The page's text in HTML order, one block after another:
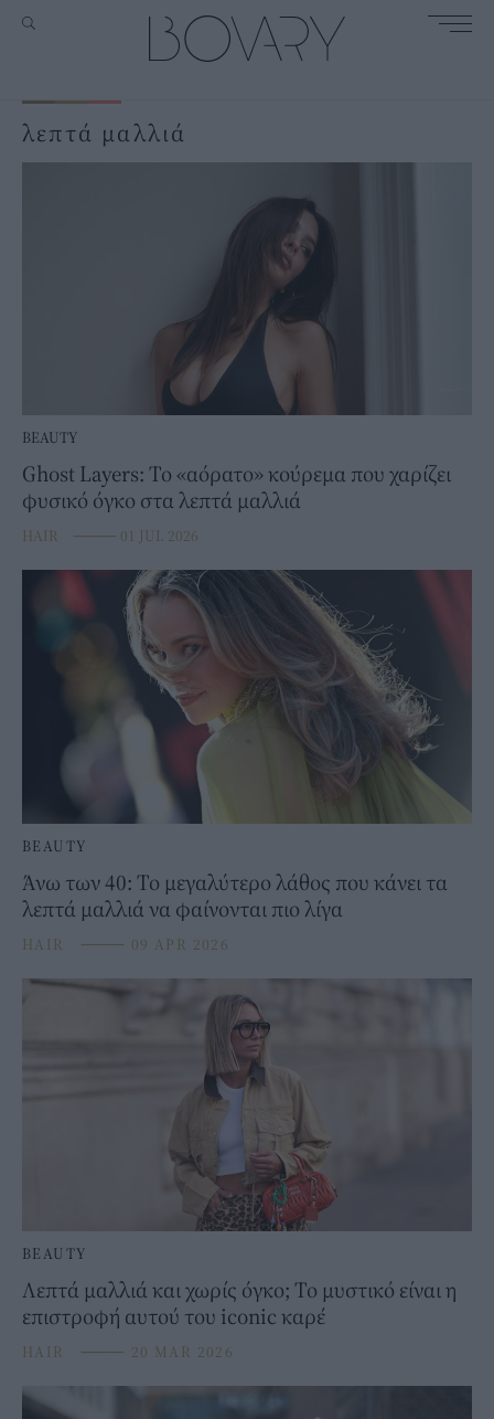
λεπτά μαλλιά
BEAUTY
Ghost Layers: Το «αόρατο» κούρεμα που χαρίζει
φυσικό όγκο στα λεπτά μαλλιά
HAIR ⸻ 01 JUL 2026
BEAUTY
Άνω των 40: Το μεγαλύτερο λάθος που κάνει τα
λεπτά μαλλιά να φαίνονται πιο λίγα
HAIR ⸻ 09 APR 2026
BEAUTY
Λεπτά μαλλιά και χωρίς όγκο; Το μυστικό είναι η
επιστροφή αυτού του iconic καρέ
HAIR ⸻ 20 MAR 2026